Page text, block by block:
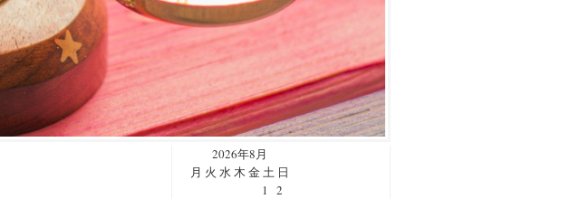
2026年8月
月 火 水木 金土 日
1
2